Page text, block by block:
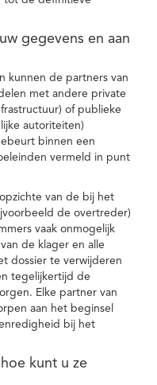
gegevens en aan
kunnen de partners van
met andere private
of publieke
autoriteiten)
binnen een
vermeld in punt
van de bij het
de overtreder)
vaak onmogelijk
de klager en alle
dossier te verwijderen
tegelijkertijd de
Elke partner van
aan het beginsel
bij het
kunt u ze